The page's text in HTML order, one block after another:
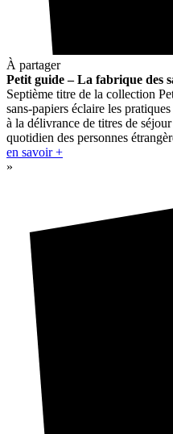
À partager
Petit guide – La fabrique des
Septième titre de la collection
sans-papiers éclaire les
à la délivrance de titres de
quotidien des personnes
en savoir +
»